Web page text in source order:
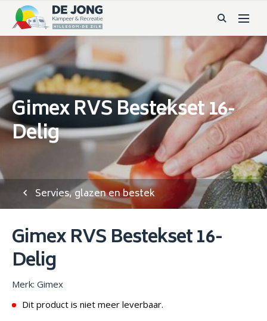
Gimex RVS Bestekset 16-
Delig
Servies, glazen en bestek
Gimex RVS Bestekset 16-
Delig
Merk: Gimex
Dit product is niet meer leverbaar.